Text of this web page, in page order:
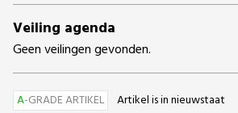
Veiling agenda
Geen veilingen gevonden.
A-GRADE ARTIKEL
Artikel is in nieuwstaat